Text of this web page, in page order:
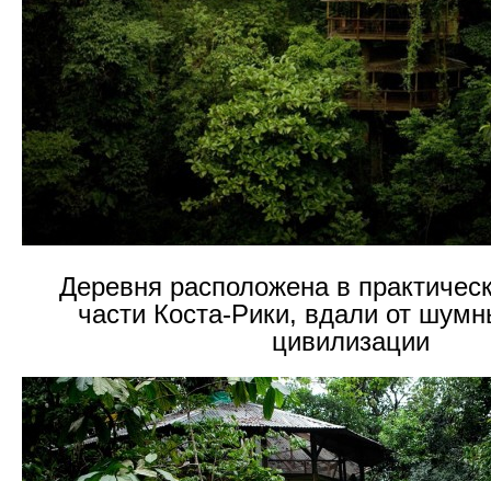
Деревня расположена в
части Коста-Рики, вдали от
цивилизации